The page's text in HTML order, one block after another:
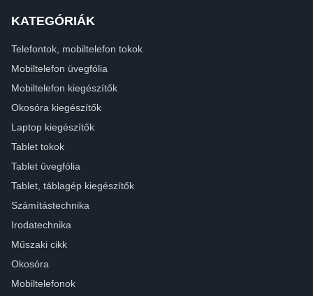
KATEGÓRIÁK
Telefontok, mobiltelefon tokok
Mobiltelefon üvegfólia
Mobiltelefon kiegészítők
Okosóra kiegészítők
Laptop kiegészítők
Tablet tokok
Tablet üvegfólia
Tablet, táblagép kiegészítők
Számítástechnika
Irodatechnika
Műszaki cikk
Okosóra
Mobiltelefonok